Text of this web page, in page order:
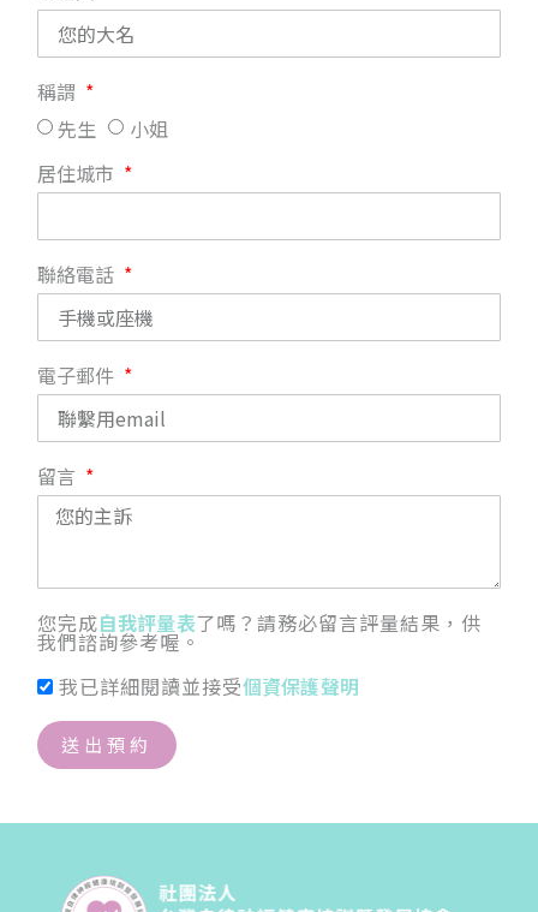
稱謂
先生
小姐
居住城市
聯絡電話
電子郵件
留言
您完成自我評量表了嗎？請務必留言評量結果，供
我們諮詢參考喔。
我已詳細閱讀並接受個資保護聲明
送出預約